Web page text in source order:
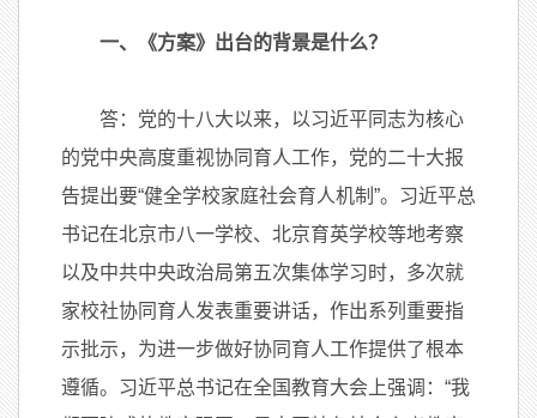
一、《方案》出台的背景是什么？
答：党的十八大以来，以习近平同志为核心
的党中央高度重视协同育人工作，党的二十大报
告提出要“健全学校家庭社会育人机制”。习近平总
书记在北京市八一学校、北京育英学校等地考察
以及中共中央政治局第五次集体学习时，多次就
家校社协同育人发表重要讲话，作出系列重要指
示批示，为进一步做好协同育人工作提供了根本
遵循。习近平总书记在全国教育大会上强调：“我